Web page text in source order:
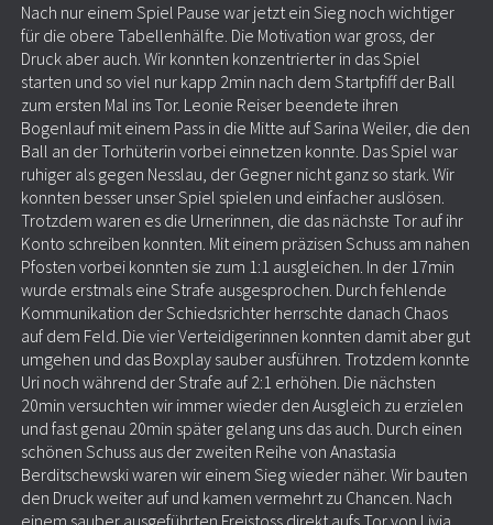
Nach nur einem Spiel Pause war jetzt ein Sieg noch wichtiger
für die obere Tabellenhälfte. Die Motivation war gross, der
Druck aber auch. Wir konnten konzentrierter in das Spiel
starten und so viel nur kapp 2min nach dem Startpfiff der Ball
zum ersten Mal ins Tor. Leonie Reiser beendete ihren
Bogenlauf mit einem Pass in die Mitte auf Sarina Weiler, die den
Ball an der Torhüterin vorbei einnetzen konnte. Das Spiel war
ruhiger als gegen Nesslau, der Gegner nicht ganz so stark. Wir
konnten besser unser Spiel spielen und einfacher auslösen.
Trotzdem waren es die Urnerinnen, die das nächste Tor auf ihr
Konto schreiben konnten. Mit einem präzisen Schuss am nahen
Pfosten vorbei konnten sie zum 1:1 ausgleichen. In der 17min
wurde erstmals eine Strafe ausgesprochen. Durch fehlende
Kommunikation der Schiedsrichter herrschte danach Chaos
auf dem Feld. Die vier Verteidigerinnen konnten damit aber gut
umgehen und das Boxplay sauber ausführen. Trotzdem konnte
Uri noch während der Strafe auf 2:1 erhöhen. Die nächsten
20min versuchten wir immer wieder den Ausgleich zu erzielen
und fast genau 20min später gelang uns das auch. Durch einen
schönen Schuss aus der zweiten Reihe von Anastasia
Berditschewski waren wir einem Sieg wieder näher. Wir bauten
den Druck weiter auf und kamen vermehrt zu Chancen. Nach